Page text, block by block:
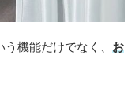
機能だけでなく、 お